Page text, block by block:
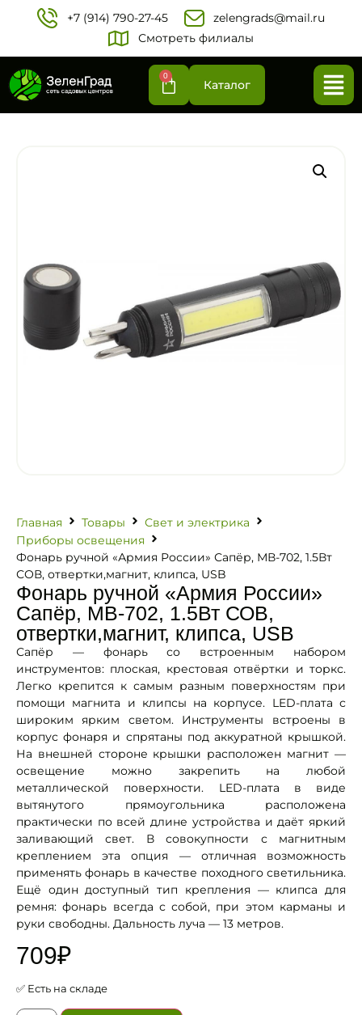
+7 (914) 790-27-45‬
zelengrads@mail.ru
Смотреть филиалы
0
Каталог
Главная Товары
Свет и электрика
Приборы освещения
Фонарь ручной «Армия России» Сапёр, МВ-702, 1.5Вт
СОВ, отвертки,магнит, клипса, USB
Фонарь ручной «Армия России»
Сапёр, МВ-702, 1.5Вт СОВ,
отвертки,магнит, клипса, USB
Сапёр — фонарь со встроенным набором
инструментов: плоская, крестовая отвёртки и торкс.
Легко крепится к самым разным поверхностям при
помощи магнита и клипсы на корпусе. LED-плата с
широким ярким светом. Инструменты встроены в
корпус фонаря и спрятаны под аккуратной крышкой.
На внешней стороне крышки расположен магнит —
освещение можно закрепить на любой
металлической поверхности. LED-плата в виде
вытянутого прямоугольника расположена
практически по всей длине устройства и даёт яркий
заливающий свет. В совокупности с магнитным
креплением эта опция — отличная возможность
применять фонарь в качестве походного светильника.
Ещё один доступный тип крепления — клипса для
ремня: фонарь всегда с собой, при этом карманы и
руки свободны. Дальность луча — 13 метров.
709₽
✅ Есть на складе